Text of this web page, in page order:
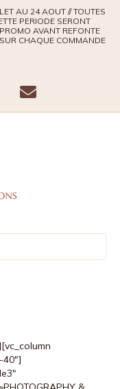
AU 24 AOUT // TOUTES
PERIODE SERONT
AVANT REFONTE
CHAQUE COMMANDE
E